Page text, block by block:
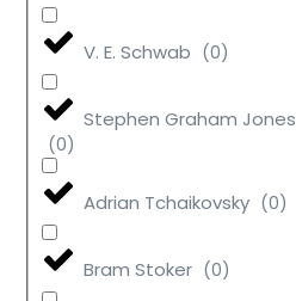
V. E. Schwab (0)
Stephen Graham Jones
(0)
Adrian Tchaikovsky (0)
Bram Stoker (0)